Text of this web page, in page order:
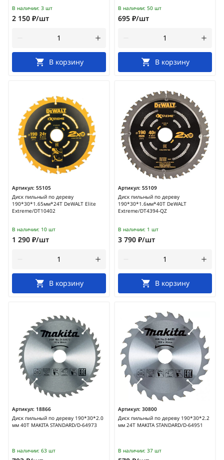
В наличии: 3 шт
2 150 ₽/шт
В корзину
В наличии: 50 шт
695 ₽/шт
В корзину
Артикул: 55105
Диск пильный по дереву
190*30*1.65мм*24Т DeWALT Elite
Extreme/DT10402
В наличии: 10 шт
1 290 ₽/шт
В корзину
Артикул: 55109
Диск пильный по дереву
190*30*1.6мм*40Т DeWALT
Extreme/DT4394-QZ
В наличии: 1 шт
3 790 ₽/шт
В корзину
Артикул: 18866
Диск пильный по дереву 190*30*2.0
мм 40Т MAKITA STANDARD/D-64973
В наличии: 63 шт
Артикул: 30800
Диск пильный по дереву 190*30*2.2
мм 24Т MAKITA STANDARD/D-64951
В наличии: 37 шт